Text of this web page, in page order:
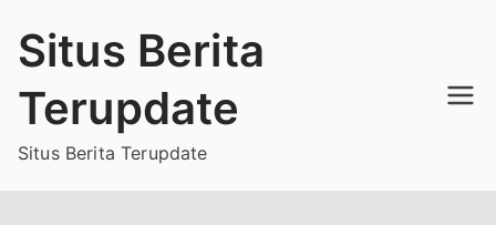
Situs Berita
Terupdate
Situs Berita Terupdate